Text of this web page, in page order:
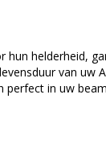
hun helderheid,
van uw
perfect in uw